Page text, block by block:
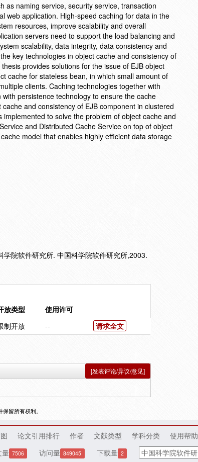
as naming service, security service, transaction
web application. High-speed caching for data in the
resources, improve scalability and overall
servers need to support the load balancing and
scalability, data integrity, data consistency and
key technologies in object cache and consistency of
provides solutions for the issue of EJB object
cache for stateless bean, in which small amount of
clients. Caching technologies together with
persistence technology to ensure the cache
and consistency of EJB component in clustered
to solve the problem of object cache and
and Distributed Cache Service on top of object
model that enables highly efficient data storage
院软件研究所. 中国科学院软件研究所,2003.
放类型
使用许可
制开放 -- 请求全文
[发表评论/异议/意见]
留所有权利。
论文引用排行 作者 文献类型 学科分类 使用帮助
量 7506 访问量 849045 下载量 2